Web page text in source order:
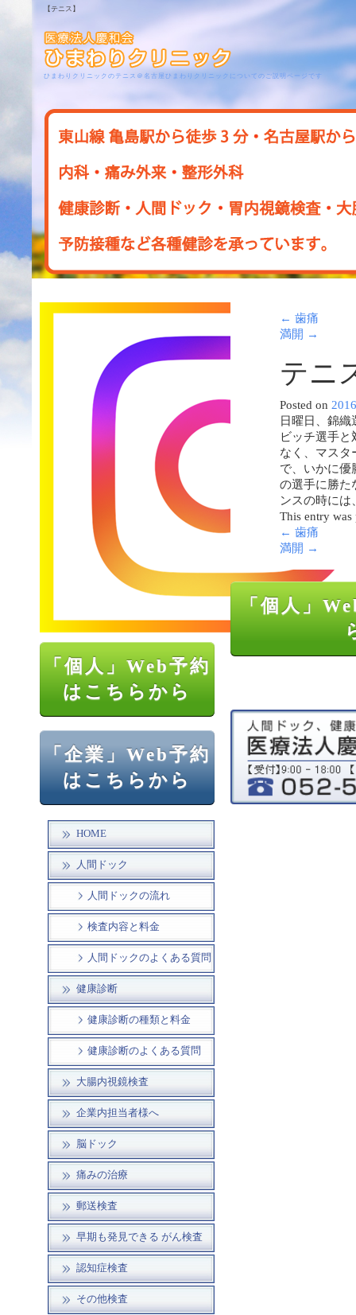
【テニス】
ひまわりクリニックのテニス＠名古屋ひまわりクリニックについてのご説明ページです
「個人」Web予約
はこちらから
「企業」Web予約
はこちらから
HOME
人間ドック
人間ドックの流れ
検査内容と料金
人間ドックのよくある質問
健康診断
健康診断の種類と料金
健康診断のよくある質問
大腸内視鏡検査
企業内担当者様へ
脳ドック
痛みの治療
郵送検査
早期も発見できる がん検査
認知症検査
その他検査
← 歯痛
満開 →
テニ
Posted on
日曜日、錦
ビッチ選手
なく、マスタ
で、いかに優
の選手に勝た
ンスの時には
This entry
← 歯痛
満開 →
「個人」